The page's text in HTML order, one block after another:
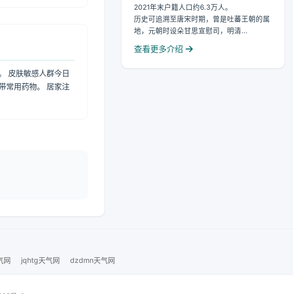
皮肤敏感人群今日
常用药物。 居家注
2021年末户籍人口约6.3万人。
历史可追溯至唐宋时期，曾是吐蕃王朝的属
地，元朝时设朵甘思宣慰司，明清...
查看更多介绍
网 jqhtg天气网 dzdmn天气网